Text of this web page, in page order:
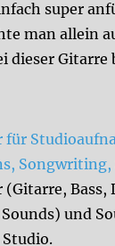
super
man allein
dieser Gitarre
für
(Gitarre, Bass,
und